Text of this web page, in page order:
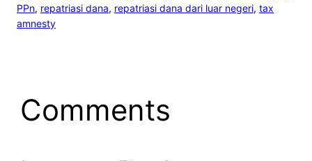
PPn, repatriasi dana, repatriasi dana dari luar negeri, tax
amnesty
Comments